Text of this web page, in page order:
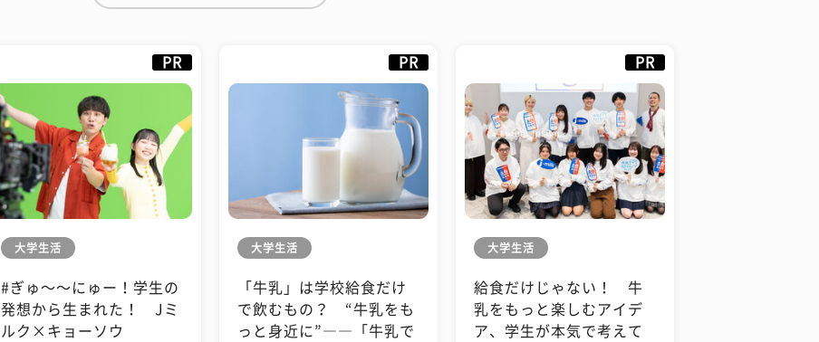
PR
大学生活
#ぎゅ〜〜にゅー！学生の
発想から生まれた！ Jミ
ルク×キョーソウ
PR
大学生活
「牛乳」は学校給食だけ
で飲むもの？ “牛乳をも
っと身近に”――「牛乳で
PR
大学生活
給食だけじゃない！ 牛
乳をもっと楽しむアイデ
ア、学生が本気で考えて